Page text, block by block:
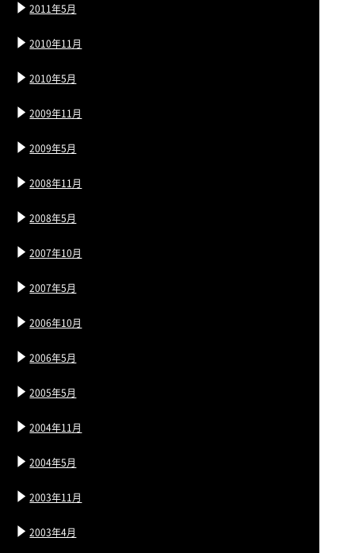
2011年5月
2010年11月
2010年5月
2009年11月
2009年5月
2008年11月
2008年5月
2007年10月
2007年5月
2006年10月
2006年5月
2005年5月
2004年11月
2004年5月
2003年11月
2003年4月